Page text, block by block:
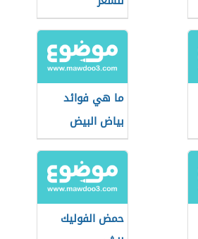
ما هي فوائد
بياض البيض
للشعر
حمض الفوليك